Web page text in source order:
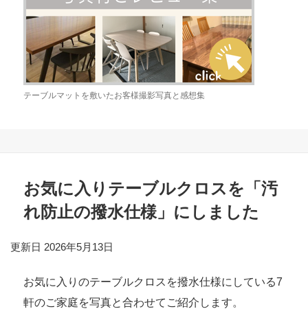
テーブルマットを敷いたお客様撮影写真と感想集
お気に入りテーブルクロスを「汚
れ防止の撥水仕様」にしました
更新日 2026年5月13日
お気に入りのテーブルクロスを撥水仕様にしている7
軒のご家庭を写真と合わせてご紹介します。